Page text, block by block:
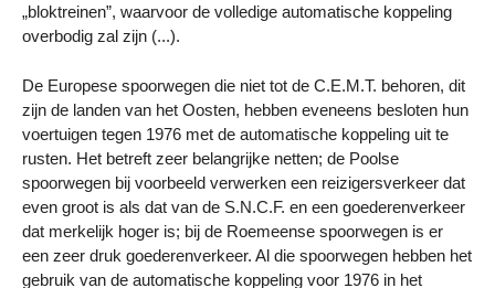
„bloktreinen”, waarvoor de volledige automatische koppeling
overbodig zal zijn (...).
De Europese spoorwegen die niet tot de C.E.M.T. behoren, dit
zijn de landen van het Oosten, hebben eveneens besloten hun
voertuigen tegen 1976 met de automatische koppeling uit te
rusten. Het betreft zeer belangrijke netten; de Poolse
spoorwegen bij voorbeeld verwerken een reizigersverkeer dat
even groot is als dat van de S.N.C.F. en een goederenverkeer
dat merkelijk hoger is; bij de Roemeense spoorwegen is er
een zeer druk goederenverkeer. Al die spoorwegen hebben het
gebruik van de automatische koppeling voor 1976 in het